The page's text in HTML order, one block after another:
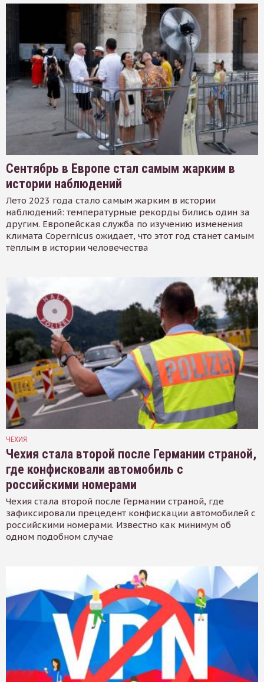
Сентябрь в Европе стал самым жарким в
истории наблюдений
Лето 2023 года стало самым жарким в истории
наблюдений: температурные рекорды бились один за
другим. Европейская служба по изучению изменения
климата Copernicus ожидает, что этот год станет самым
тёплым в истории человечества
ЧЕХИЯ
Чехия стала второй после Германии страной,
где конфисковали автомобиль с
российскими номерами
Чехия стала второй после Германии страной, где
зафиксировали прецедент конфискации автомобилей с
российскими номерами. Известно как минимум об
одном подобном случае